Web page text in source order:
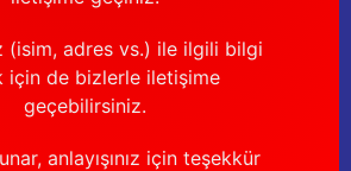
(isim, adres vs.) ile ilgili bilgi
için de bizlerle iletişime
geçebilirsiniz.
anlayışınız için teşekkür